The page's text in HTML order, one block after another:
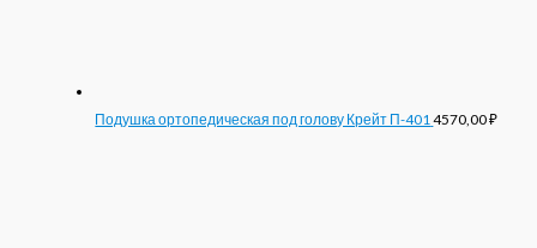
Подушка ортопедическая под голову Крейт П-401 4570,00₽